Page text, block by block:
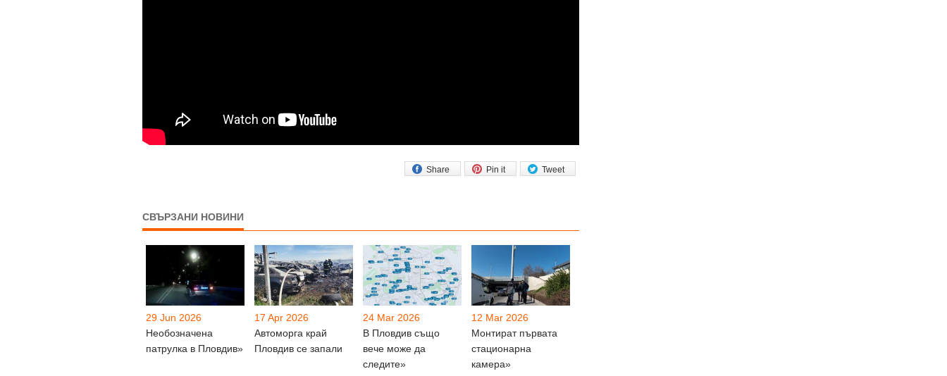
Tweet
Pin it
Share
СВЪРЗАНИ НОВИНИ
29 Jun 2026
Необозначена
патрулка в Пловдив»
17 Apr 2026
Автоморга край
Пловдив се запали
24 Mar 2026
В Пловдив също
вече може да
следите»
12 Mar 2026
Монтират първата
стационарна
камера»